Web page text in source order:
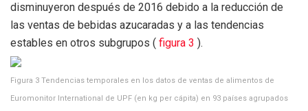
disminuyeron después de 2016 debido a la reducción de
las ventas de bebidas azucaradas y a las tendencias
estables en otros subgrupos ( figura 3 ).
Figura 3 Tendencias temporales en los datos de ventas de alimentos de
Euromonitor International de UPF (en kg per cápita) en 93 países agrupados